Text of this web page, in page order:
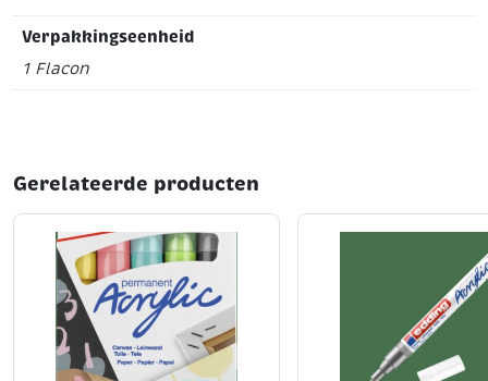
Verpakkingseenheid
1 Flacon
Gerelateerde producten